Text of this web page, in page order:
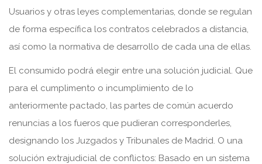
Usuarios y otras leyes complementarias, donde se regulan
de forma específica los contratos celebrados a distancia,
así como la normativa de desarrollo de cada una de ellas.
El consumido podrá elegir entre una solución judicial. Que
para el cumplimento o incumplimiento de lo
anteriormente pactado, las partes de común acuerdo
renuncias a los fueros que pudieran corresponderles,
designando los Juzgados y Tribunales de Madrid. O una
solución extrajudicial de conflictos: Basado en un sistema